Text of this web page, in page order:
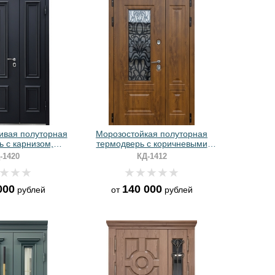
полуторная
с карнизом,
стеклом,
порошковым
1420
рублей
Морозостойкая полуторная
термодверь с коричневыми
панелями МДФ, стеклом и
решеткой «лазерная резка»
КД-1412
от 140 000рублей